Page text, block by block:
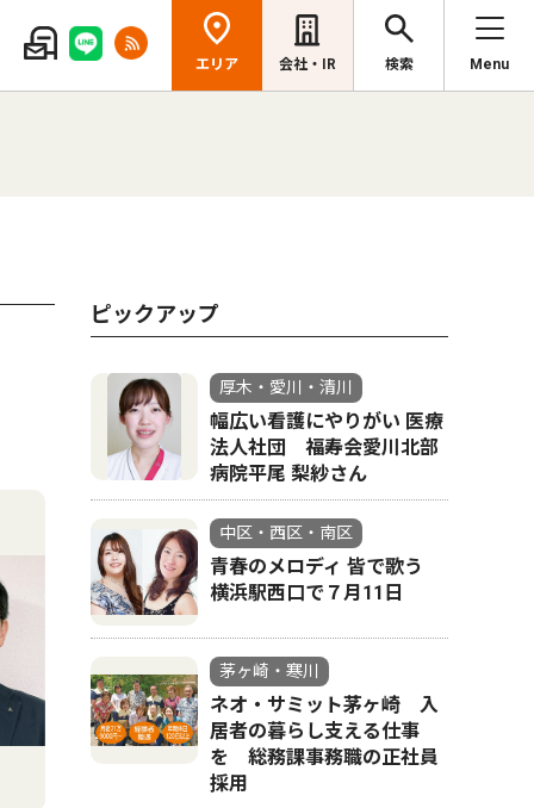
エリア 会社・IR 検索 Menu
ピックアップ
厚木・愛川・清川
幅広い看護にやりがい 医療
法人社団 福寿会愛川北部
病院平尾 梨紗さん
中区・西区・南区
青春のメロディ 皆で歌う
横浜駅西口で７月11日
茅ヶ崎・寒川
ネオ・サミット茅ヶ崎 入
居者の暮らし支える仕事
を 総務課事務職の正社員
採用